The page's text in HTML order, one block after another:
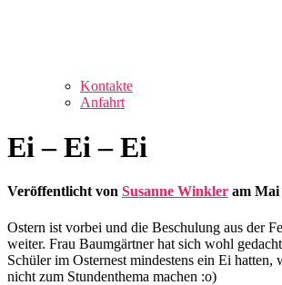
Kontakte
Anfahrt
Ei – Ei – Ei
Veröffentlicht von Susanne Winkler am Mai
Ostern ist vorbei und die Beschulung aus der
weiter. Frau Baumgärtner hat sich wohl
Schüler im Osternest mindestens ein Ei hatten,
nicht zum Stundenthema machen :o)